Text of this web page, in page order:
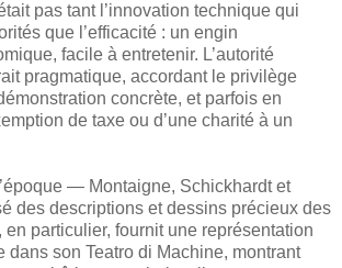
pas tant l’innovation technique qui
que l’efficacité : un engin
facile à entretenir. L’autorité
pragmatique, accordant le privilège
concrète, et parfois en
de taxe ou d’une charité à un
— Montaigne, Schickhardt et
des descriptions et dessins précieux des
particulier, fournit une représentation
dans son Teatro di Machine, montrant